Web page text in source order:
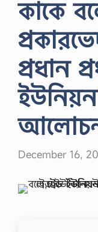
কাকে
প্রধান
December 16,